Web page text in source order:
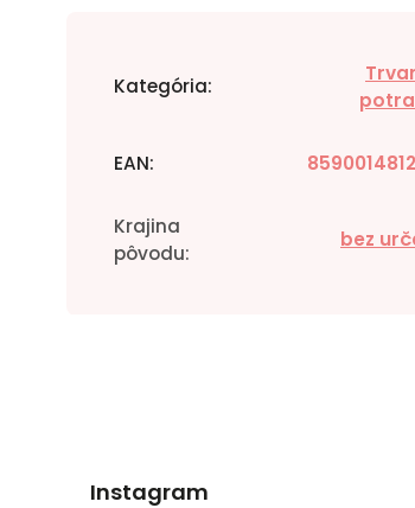
Kategória:
EAN:
Krajina
pôvodu:
bez
Instagram